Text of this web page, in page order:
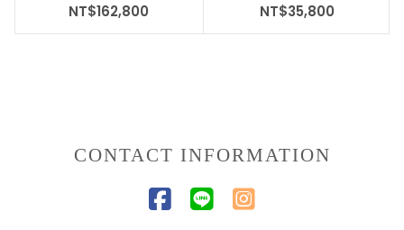
NT$162,800 NT$35,800
CONTACT INFORMATION